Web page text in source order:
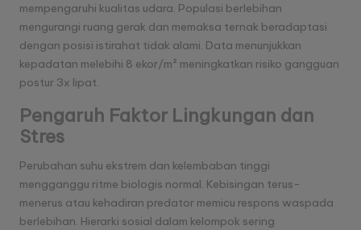
mempengaruhi kualitas udara. Populasi berlebihan
mengurangi ruang gerak dan memaksa ternak beradaptasi
dengan posisi istirahat tidak alami. Data menunjukkan
kepadatan melebihi 8 ekor/m² meningkatkan risiko gangguan
postur 3x lipat.
Pengaruh Faktor Lingkungan dan
Stres
Perubahan suhu ekstrem dan kelembaban tinggi
mengganggu ritme biologis normal. Kebisingan terus-
menerus atau kehadiran predator memicu respons waspada
berlebihan. Hierarki sosial dalam kelompok sering